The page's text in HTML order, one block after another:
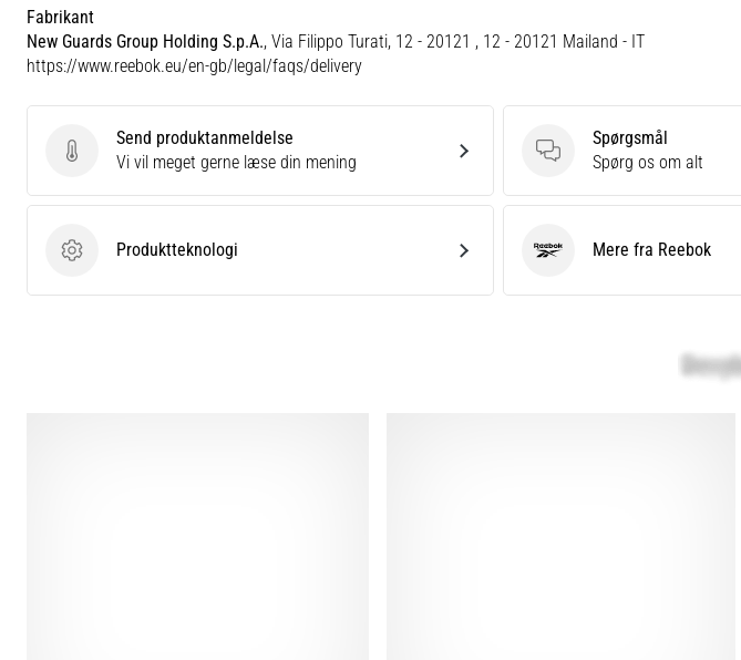
Fabrikant
New Guards Group Holding S.p.A., Via Filippo Turati, 12 - 20121 , 12 - 20121 Mailand - IT
https://www.reebok.eu/en-gb/legal/faqs/delivery
Send produktanmeldelse
Send produktanmeldelse
Vi vil meget gerne læse din mening
Spørgsmål
Spørgsmål
Spørg os om alt
Produktteknologi
Produktteknologi ReebokMere fra Reebok